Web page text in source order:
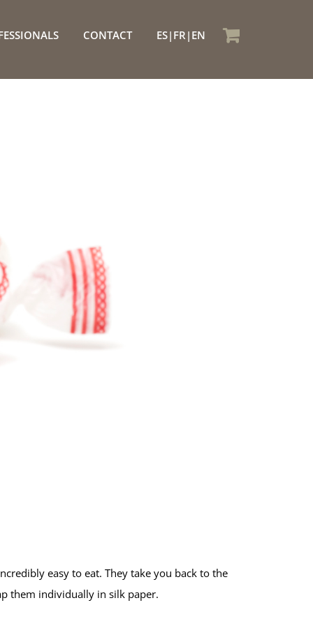
CONTACT ES FR EN
easy to eat. They take you back to the
them individually in silk paper.